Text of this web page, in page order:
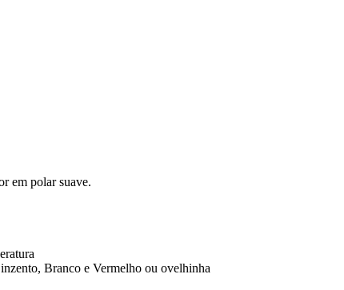
em polar suave.
Branco e Vermelho ou ovelhinha